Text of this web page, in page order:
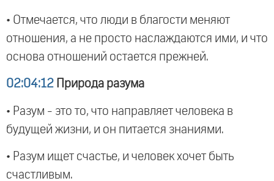
• Отмечается, что люди в благости меняют
отношения, а не просто наслаждаются ими, и что
основа отношений остается прежней.
02:04:12 Природа разума
• Разум - это то, что направляет человека в
будущей жизни, и он питается знаниями.
• Разум ищет счастье, и человек хочет быть
счастливым.